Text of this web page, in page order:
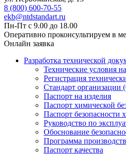
8 (800) 600-70-55
ekb@ntdstandart.ru
Пн-Пт с 9.00 до 18.00
Оперативно проконсультируем в
Онлайн заявка
Разработка технической
Технические условия
Регистрация
Стандарт
Паспорт на изделия
Паспорт химической
Паспорт безопасности
Руководство по
Обоснование
Программа
Паспорт качества